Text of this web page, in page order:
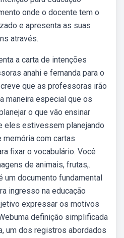
onde o docente tem o
e apresenta as suas
através.
a carta de intenções
anahi e fernanda para o
que as professoras irão
maneira especial que os
o que vão ensinar
eles estivessem planejando
memória com cartas
fixar o vocabulário. Você
de animais, frutas,.
um documento fundamental
ingresso na educação
expressar os motivos
definição simplificada
um dos registros abordados